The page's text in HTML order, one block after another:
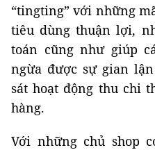
“tingting” với những
tiêu dùng thuận lợi,
toán cũng như giúp
ngừa được sự gian
sát hoạt động thu chi
hàng.
Với những chủ shop